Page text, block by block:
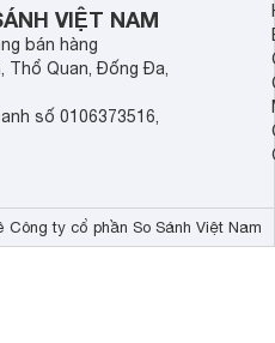
VIỆT NAM
bán hàng
Thổ Quan, Đống Đa,
số 0106373516,
ty cổ phần So Sánh Việt Nam